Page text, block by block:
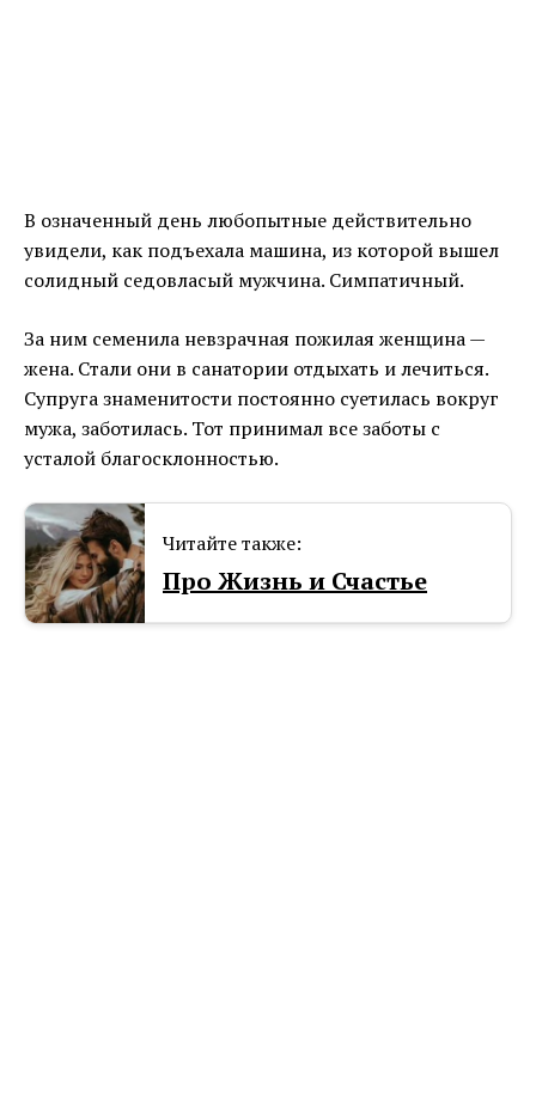
В означенный день любопытные действительно
увидели, как подъехала машина, из которой вышел
солидный седовласый мужчина. Симпатичный.
За ним семенила невзрачная пожилая женщина —
жена. Стали они в санатории отдыхать и лечиться.
Супруга знаменитости постоянно суетилась вокруг
мужа, заботилась. Тот принимал все заботы с
усталой благосклонностью.
Читайте также:
Про Жизнь и Счастье